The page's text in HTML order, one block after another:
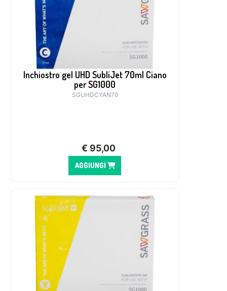
Inchiostro gel UHD SubliJet 70ml Ciano
per SG1000
SGUHDCYAN70
€ 95,00
AGGIUNGI